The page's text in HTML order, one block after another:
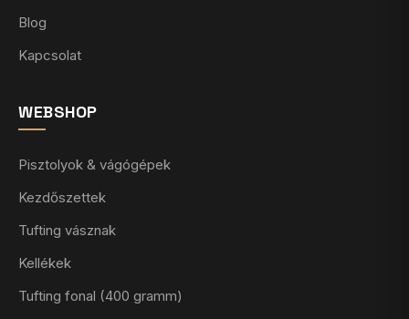
Blog
Kapcsolat
WEBSHOP
Pisztolyok & vágógépek
Kezdőszettek
Tufting vásznak
Kellékek
Tufting fonal (400 gramm)